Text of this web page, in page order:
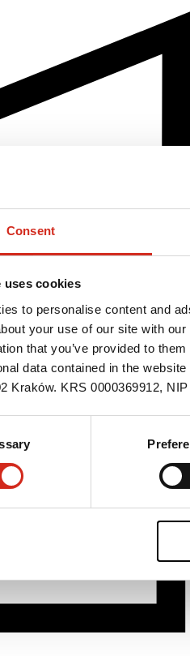
Consent
uses cookies
to personalise content and
your use of our site with
that you’ve provided to
data contained in the
Kraków. KRS 0000369912,